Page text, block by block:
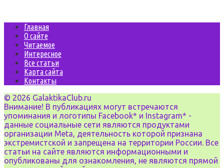
Главная
О сайте
Читаемое
Интересное
Все статьи
Карта сайта
Контакты
© 2026 GalaktikaClub.ru
Внимание! В публикациях могут встречаются
упоминания и логотипы Facebook* и Instagram* -
данные социальные сети являются продуктами
организации Meta, деятельность которой признана
экстремистской и запрещена на территории России. Все
статьи на сайте являются информационными и
опубликованы для ознакомления, не являются прямой